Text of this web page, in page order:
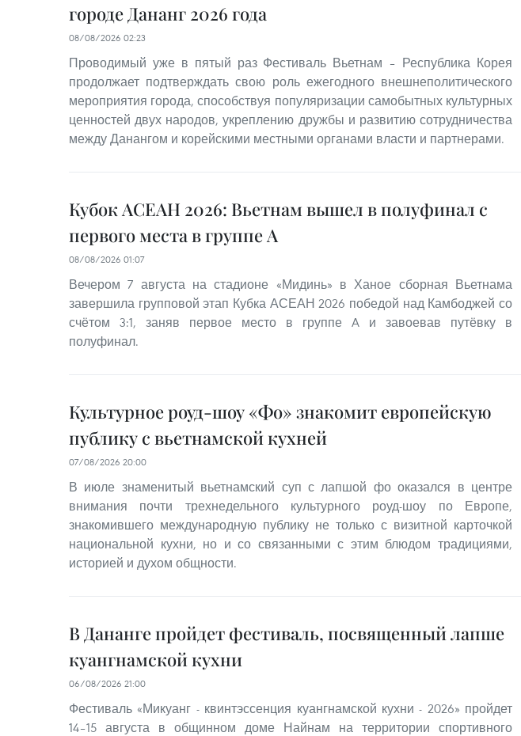
городе Дананг 2026 года
08/08/2026 02:23
Проводимый уже в пятый раз Фестиваль Вьетнам – Республика Корея
продолжает подтверждать свою роль ежегодного внешнеполитического
мероприятия города, способствуя популяризации самобытных культурных
ценностей двух народов, укреплению дружбы и развитию сотрудничества
между Данангом и корейскими местными органами власти и партнерами.
Кубок АСЕАН 2026: Вьетнам вышел в полуфинал с
первого места в группе A
08/08/2026 01:07
Вечером 7 августа на стадионе «Мидинь» в Ханое сборная Вьетнама
завершила групповой этап Кубка АСЕАН 2026 победой над Камбоджей со
счётом 3:1, заняв первое место в группе A и завоевав путёвку в
полуфинал.
Культурное роуд-шоу «Фо» знакомит европейскую
публику с вьетнамской кухней
07/08/2026 20:00
В июле знаменитый вьетнамский суп с лапшой фо оказался в центре
внимания почти трехнедельного культурного роуд-шоу по Европе,
знакомившего международную публику не только с визитной карточкой
национальной кухни, но и со связанными с этим блюдом традициями,
историей и духом общности.
В Дананге пройдет фестиваль, посвященный лапше
куангнамской кухни
06/08/2026 21:00
Фестиваль «Микуанг - квинтэссенция куангнамской кухни - 2026» пройдет
14–15 августа в общинном доме Найнам на территории спортивного